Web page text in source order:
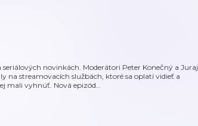
novinkách. Moderátori Peter Konečný a Juraj
na streamovacích službách, ktoré sa oplatí vidieť a
mali vyhnúť. Nová epizód…